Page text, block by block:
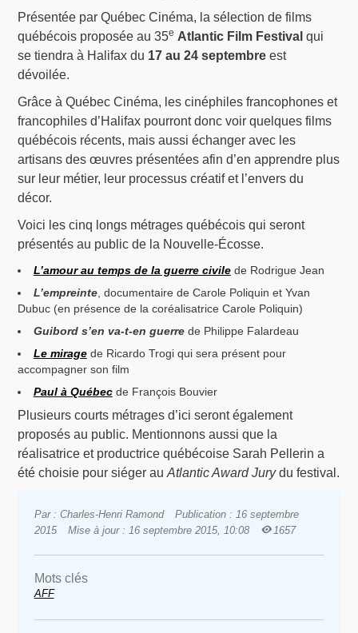
Présentée par Québec Cinéma, la sélection de films
québécois proposée au 35e Atlantic Film Festival qui
se tiendra à Halifax du 17 au 24 septembre est
dévoilée.
Grâce à Québec Cinéma, les cinéphiles francophones et
francophiles d’Halifax pourront donc voir quelques films
québécois récents, mais aussi échanger avec les
artisans des œuvres présentées afin d’en apprendre plus
sur leur métier, leur processus créatif et l’envers du
décor.
Voici les cinq longs métrages québécois qui seront
présentés au public de la Nouvelle-Écosse.
L’amour au temps de la guerre civile de Rodrigue Jean
L’empreinte, documentaire de Carole Poliquin et Yvan
Dubuc (en présence de la coréalisatrice Carole Poliquin)
Guibord s’en va-t-en guerre de Philippe Falardeau
Le miragede Ricardo Trogi qui sera présent pour
accompagner son film
Paul à Québec de François Bouvier
Plusieurs courts métrages d’ici seront également
proposés au public. Mentionnons aussi que la
réalisatrice et productrice québécoise Sarah Pellerin a
été choisie pour siéger auAtlantic Award Jurydu festival.
Par : Charles-Henri Ramond
Publication : 16 septembre
2015
Mise à jour : 16 septembre 2015, 10:08 1657
Mots clés
AFF